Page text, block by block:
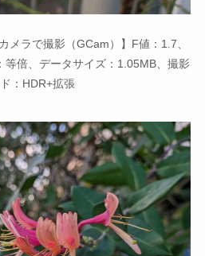
メラで撮影（GCam）】F値：1.7、
倍、データサイズ：1.05MB、撮影
：HDR+拡張